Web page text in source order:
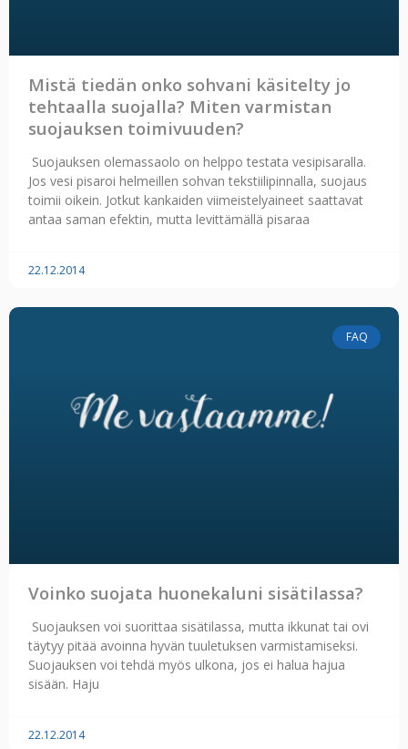
Mistä tiedän onko sohvani käsitelty jo
tehtaalla suojalla? Miten varmistan
suojauksen toimivuuden?
Suojauksen olemassaolo on helppo testata vesipisaralla.
Jos vesi pisaroi helmeillen sohvan tekstiilipinnalla, suojaus
toimii oikein. Jotkut kankaiden viimeistelyaineet saattavat
antaa saman efektin, mutta levittämällä pisaraa
22.12.2014
FAQ
Voinko suojata huonekaluni sisätilassa?
Suojauksen voi suorittaa sisätilassa, mutta ikkunat tai ovi
täytyy pitää avoinna hyvän tuuletuksen varmistamiseksi.
Suojauksen voi tehdä myös ulkona, jos ei halua hajua
sisään. Haju
22.12.2014